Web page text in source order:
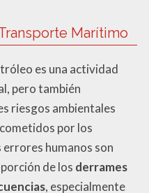
Marítimo
es una actividad
pero también
riesgos ambientales
por los
humanos son
de los derrames
, especialmente